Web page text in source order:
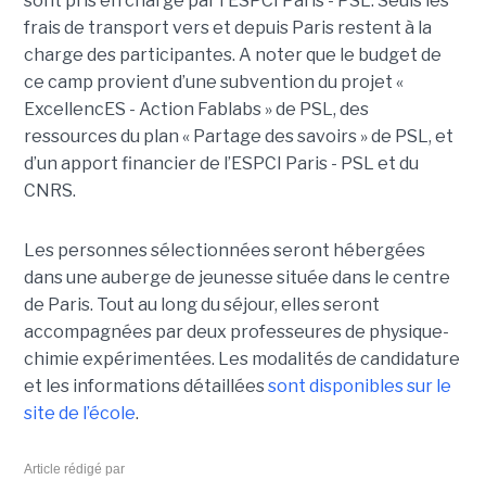
frais de transport vers et depuis Paris restent à la
charge des participantes. A noter que le budget de
ce camp provient d’une subvention du projet «
ExcellencES - Action Fablabs » de PSL, des
ressources du plan « Partage des savoirs » de PSL, et
d’un apport financier de l’ESPCI Paris - PSL et du
CNRS.
Les personnes sélectionnées seront hébergées
dans une auberge de jeunesse située dans le centre
de Paris. Tout au long du séjour, elles seront
accompagnées par deux professeures de physique-
chimie expérimentées. Les modalités de candidature
et les informations détailléessont disponibles sur le
site de l’école.
Article rédigé par